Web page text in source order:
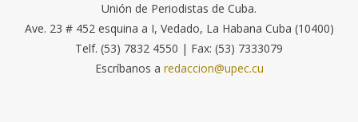
Unión de Periodistas de Cuba.
Ave. 23 # 452 esquina a I, Vedado, La Habana Cuba (10400)
Telf. (53) 7832 4550 | Fax: (53) 7333079
Escríbanos a redaccion@upec.cu